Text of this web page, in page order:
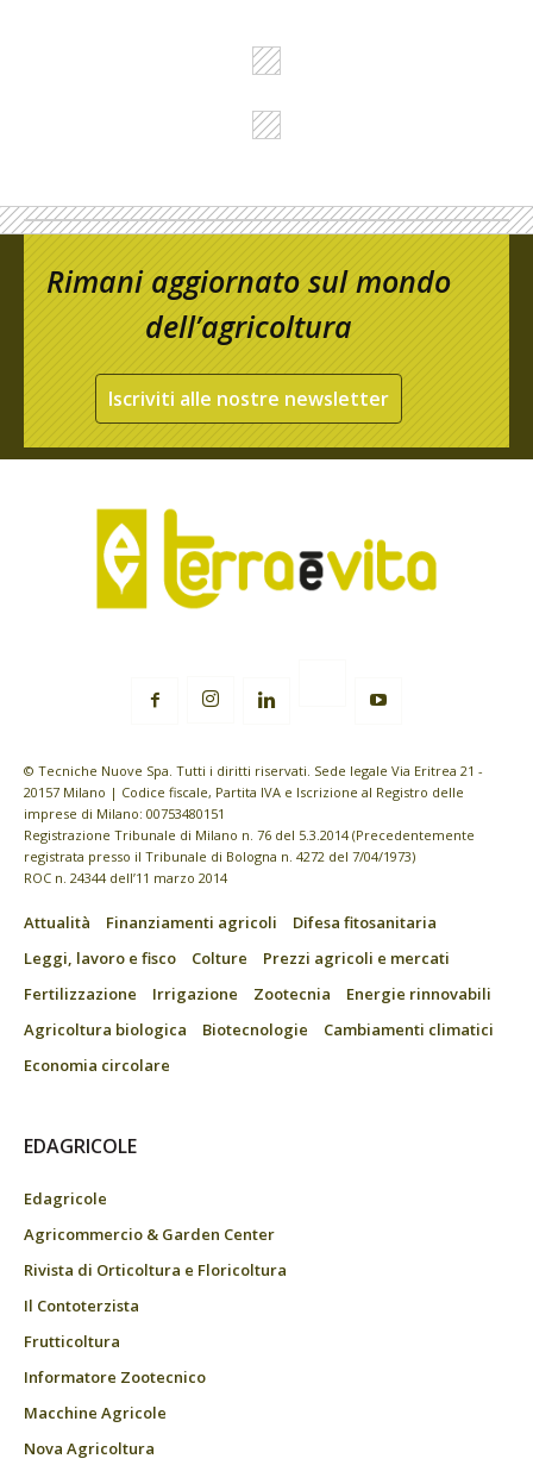
Rimani aggiornato sul mondo
dell’agricoltura
Iscriviti alle nostre newsletter
© Tecniche Nuove Spa. Tutti i diritti riservati. Sede legale Via Eritrea 21 -
20157 Milano | Codice fiscale, Partita IVA e Iscrizione al Registro delle
imprese di Milano: 00753480151
Registrazione Tribunale di Milano n. 76 del 5.3.2014 (Precedentemente
registrata presso il Tribunale di Bologna n. 4272 del 7/04/1973)
ROC n. 24344 dell’11 marzo 2014
Attualità Finanziamenti agricoli
Difesa fitosanitaria
Leggi, lavoro e fisco
Colture
Prezzi agricoli e mercati
Fertilizzazione
Irrigazione Zootecnia
Energie rinnovabili
Agricoltura biologica
Biotecnologie
Cambiamenti climatici
Economia circolare
EDAGRICOLE
Edagricole
Agricommercio & Garden Center
Rivista di Orticoltura e Floricoltura
Il Contoterzista
Frutticoltura
Informatore Zootecnico
Macchine Agricole
Nova Agricoltura